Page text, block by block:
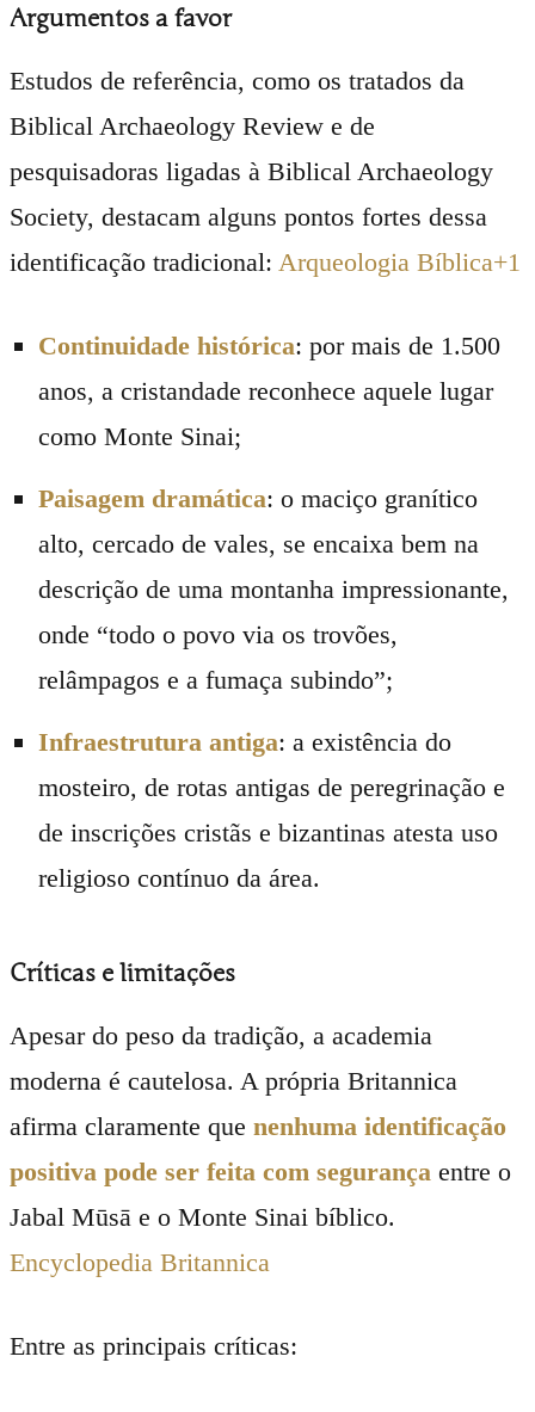
Argumentos a favor
Estudos de referência, como os tratados da
Biblical Archaeology Review e de
pesquisadoras ligadas à Biblical Archaeology
Society, destacam alguns pontos fortes dessa
identificação tradicional: Arqueologia Bíblica+1
Continuidade histórica: por mais de 1.500
anos, a cristandade reconhece aquele lugar
como Monte Sinai;
Paisagem dramática: o maciço granítico
alto, cercado de vales, se encaixa bem na
descrição de uma montanha impressionante,
onde “todo o povo via os trovões,
relâmpagos e a fumaça subindo”;
Infraestrutura antiga: a existência do
mosteiro, de rotas antigas de peregrinação e
de inscrições cristãs e bizantinas atesta uso
religioso contínuo da área.
Críticas e limitações
Apesar do peso da tradição, a academia
moderna é cautelosa. A própria Britannica
afirma claramente que nenhuma identificação
positiva pode ser feita com segurança entre o
Jabal Mūsā e o Monte Sinai bíblico.
Encyclopedia Britannica
Entre as principais críticas: